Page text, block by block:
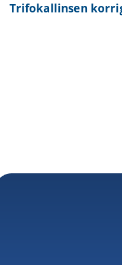
Trifokallinsen